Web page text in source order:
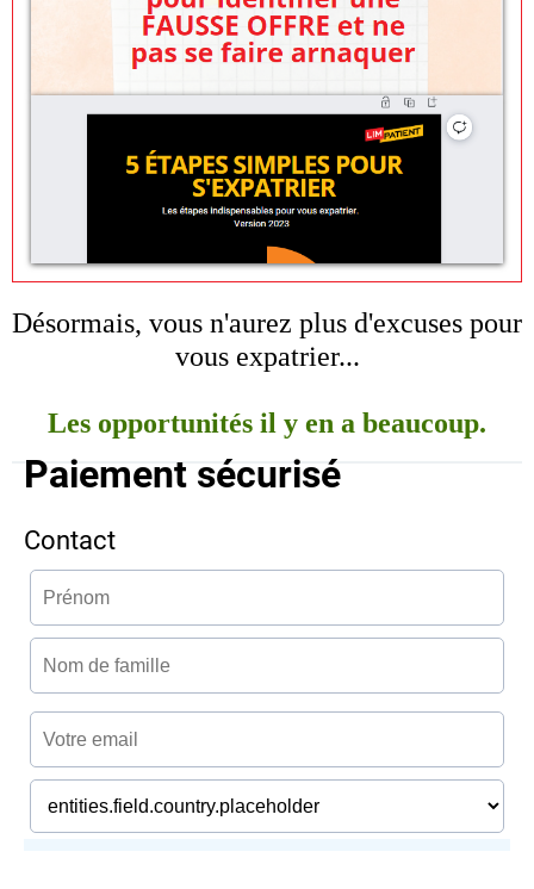
Désormais, vous n'aurez plus d'excuses pour
vous expatrier...
Les opportunités il y en a beaucoup.
Paiement sécurisé
Contact